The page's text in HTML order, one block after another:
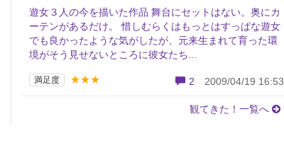
遊女３人の今を描いた作品 舞台にセットはない。奥にカ
ーテンがあるだけ。 惜しむらくはもっとはすっぱな遊女
でも良かったような気がしたが、元来生まれて育った環
境がそう見せないところに彼女たち...
満足度 ★★★ 2 2009/04/19 16:53
観てきた！一覧へ